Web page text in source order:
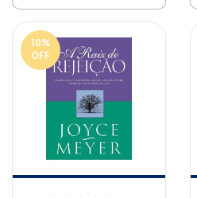
10%
OFF